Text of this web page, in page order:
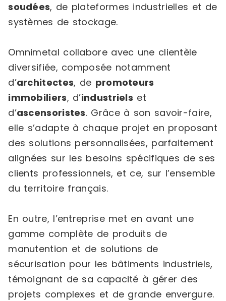
soudées, de plateformes industrielles et de
systèmes de stockage.
Omnimetal collabore avec une clientèle
diversifiée, composée notamment
d’architectes, de promoteurs
immobiliers, d’industriels et
d’ascensoristes. Grâce à son savoir-faire,
elle s’adapte à chaque projet en proposant
des solutions personnalisées, parfaitement
alignées sur les besoins spécifiques de ses
clients professionnels, et ce, sur l’ensemble
du territoire français.
En outre, l’entreprise met en avant une
gamme complète de produits de
manutention et de solutions de
sécurisation pour les bâtiments industriels,
témoignant de sa capacité à gérer des
projets complexes et de grande envergure.